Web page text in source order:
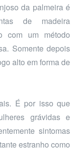
da palmeira é
de madeira
com um método
Somente depois
alto em forma de
É por isso que
grávidas e
sintomas
estranho como